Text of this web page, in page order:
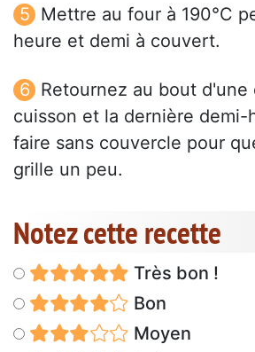
Mettre au four à 190°C
heure et demi à couvert.
Retournez au bout
cuisson et la dernière demi-
faire sans couvercle pour
grille un peu.
Notez cette recette
Très bon !
Bon
Moyen